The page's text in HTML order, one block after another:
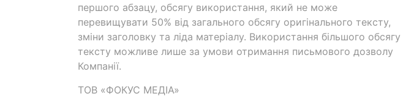
першого абзацу, обсягу використання, який не може
перевищувати 50% від загального обсягу оригінального тексту,
зміни заголовку та ліда матеріалу. Використання більшого обсягу
тексту можливе лише за умови отримання письмового дозволу
Компанії.
ТОВ «ФОКУС МЕДІА»